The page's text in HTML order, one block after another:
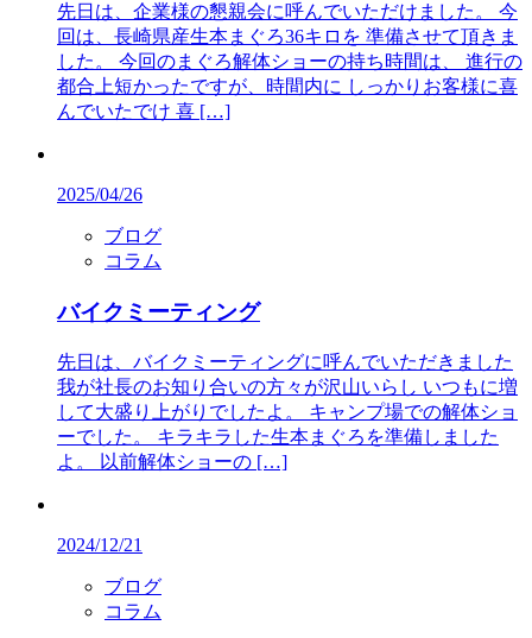
先日は、企業様の懇親会に呼んでいただけました。 今
回は、長崎県産生本まぐろ36キロを 準備させて頂きま
した。 今回のまぐろ解体ショーの持ち時間は、 進行の
都合上短かったですが、時間内に しっかりお客様に喜
んでいたでけ 喜 […]
2025/04/26
ブログ
コラム
バイクミーティング
先日は、バイクミーティングに呼んでいただきました
我が社長のお知り合いの方々が沢山いらし いつもに増
して大盛り上がりでしたよ。 キャンプ場での解体ショ
ーでした。 キラキラした生本まぐろを準備しました
よ。 以前解体ショーの […]
2024/12/21
ブログ
コラム